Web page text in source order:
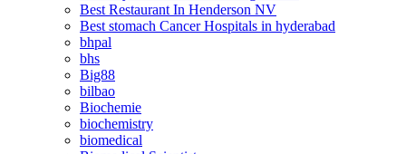
Best Restaurant In Henderson NV
Best stomach Cancer Hospitals in hyderabad
bhpal
bhs
Big88
bilbao
Biochemie
biochemistry
biomedical